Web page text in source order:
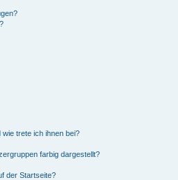
trete ich ihnen bei?
farbig dargestellt?
der Startseite?